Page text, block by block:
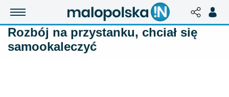
Rozbój na przystanku, chciał się
samookaleczyć